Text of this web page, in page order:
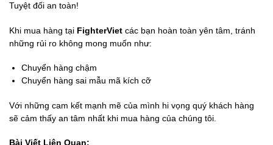
Tuyệt đối an toàn!
Khi mua hàng tại FighterViet các bạn hoàn toàn yên tâm, tránh
những rủi ro không mong muốn như:
Chuyển hàng chậm
Chuyển hàng sai mẫu mã kích cỡ
Với những cam kết mạnh mẽ của mình hi vọng quý khách hàng
sẽ cảm thấy an tâm nhất khi mua hàng của chúng tôi.
Bài Viết Liên Quan: